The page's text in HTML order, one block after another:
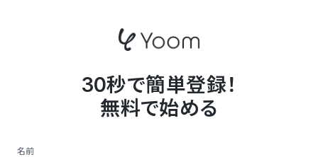
30秒で簡単登録！
無料で始める
名前